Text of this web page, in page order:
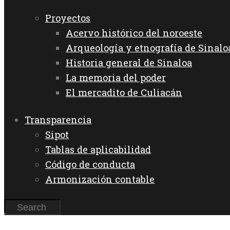
Proyectos
Acervo histórico del noroeste
Arqueología y etnografía de
Historia general de Sinaloa
La memoria del poder
El mercadito de Culiacán
Transparencia
Sipot
Tablas de aplicabilidad
Código de conducta
Armonización contable